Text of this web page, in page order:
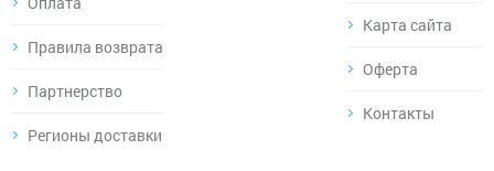
Правила возврата
Партнерство
Регионы доставки
Карта сайта
Оферта
Контакты